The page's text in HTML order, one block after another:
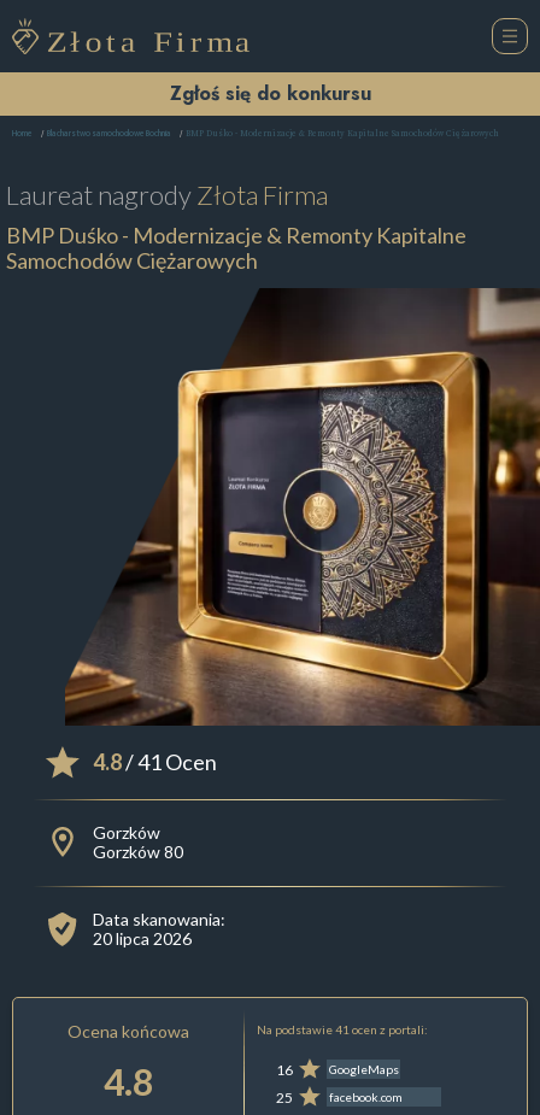
Zgłoś się do konkursu
Home Blacharstwo samochodowe Bochnia BMP Duśko - Modernizacje & Remonty Kapitalne Samochodów Ciężarowych
Laureat nagrodyZłota Firma
BMP Duśko - Modernizacje & Remonty Kapitalne
Samochodów Ciężarowych
4.8/ 41 Ocen
Gorzków
Gorzków 80
Data skanowania:
20 lipca 2026
Ocena końcowa
4.8
Na podstawie 41 ocen z portali:
16 GoogleMaps
25 facebook.com